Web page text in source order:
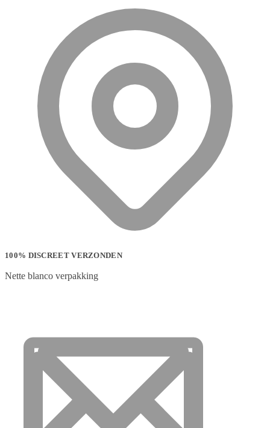
100% DISCREET VERZONDEN
Nette blanco verpakking